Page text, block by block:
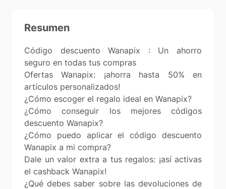
Resumen
Código descuento Wanapix : Un ahorro
seguro en todas tus compras
Ofertas Wanapix: ¡ahorra hasta 50% en
artículos personalizados!
¿Cómo escoger el regalo ideal en Wanapix?
¿Cómo conseguir los mejores códigos
descuento Wanapix?
¿Cómo puedo aplicar el código descuento
Wanapix a mi compra?
Dale un valor extra a tus regalos: ¡así activas
el cashback Wanapix!
¿Qué debes saber sobre las devoluciones de